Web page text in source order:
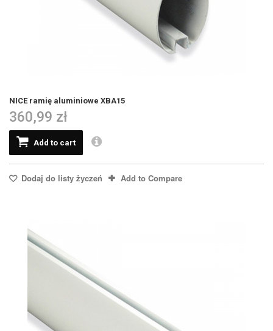
NICE ramię aluminiowe XBA15
360,99 zł
Add to cart
Dodaj do listy życzeń Add to Compare